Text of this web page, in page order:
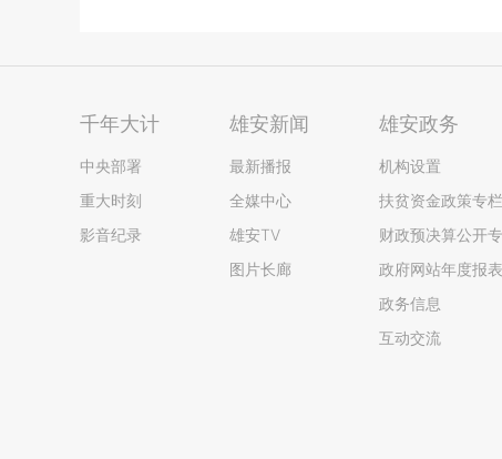
千年大计
中央部署
重大时刻
影音纪录
雄安新闻
最新播报
全媒中心
雄安TV
图片长廊
雄安政务
机构设置
扶贫资金政策专栏
财政预决算公开
政府网站年度报
政务信息
互动交流